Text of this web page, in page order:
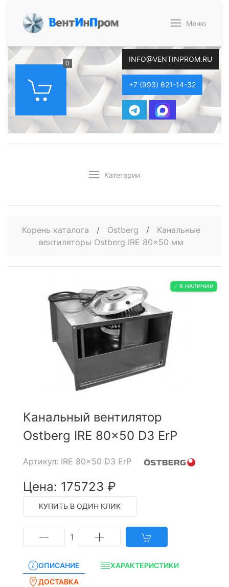
ВентИнПром Меню
0 INFO@VENTINPROM.RU
+7 (993) 621-14-32
Категории
Корень каталога / Ostberg /
Канальные
вентиляторы Ostberg IRE 80x50 мм
✅ В НАЛИЧИИ
Канальный вентилятор
Ostberg IRE 80x50 D3 ErP
Артикул: IRE 80x50 D3 ErP
Цена: 175723 ₽
КУПИТЬ В ОДИН КЛИК
1
ОПИСАНИЕ
ХАРАКТЕРИСТИКИ
ДОСТАВКА